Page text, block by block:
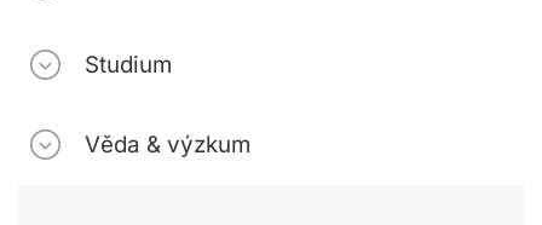
Studium
Věda & výzkum